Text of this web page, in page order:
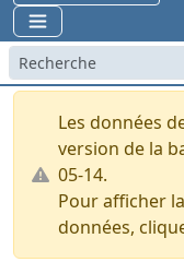
Les données
version de la
05-14.
Pour afficher
données,